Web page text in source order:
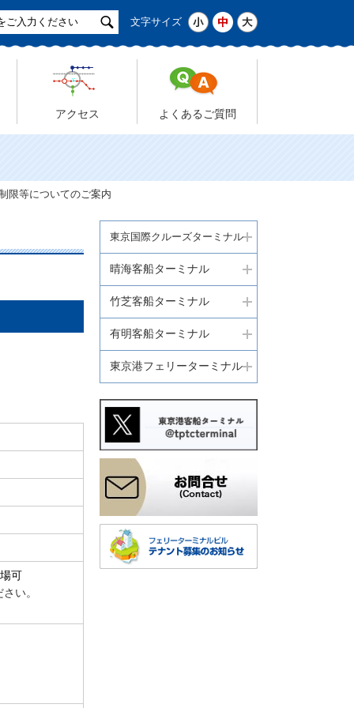
ト
文字サイズ
アクセス よくあるご質問
限等についてのご案内
可
い。
東京国際クルーズターミナル
晴海客船ターミナル
竹芝客船ターミナル
有明客船ターミナル
東京港フェリーターミナル